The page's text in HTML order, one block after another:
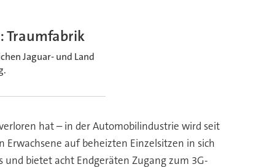
Traumfabrik
Jaguar- und Land
hat – in der Automobilindustrie wird seit
Erwachsene auf beheizten Einzelsitzen in sich
bietet acht Endgeräten Zugang zum 3G-